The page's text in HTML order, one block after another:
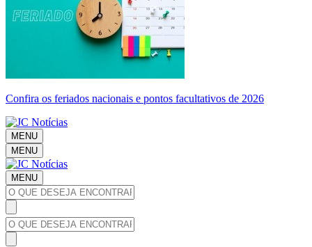
Confira os feriados nacionais e pontos facultativos de 2026
MENU
MENU
MENU